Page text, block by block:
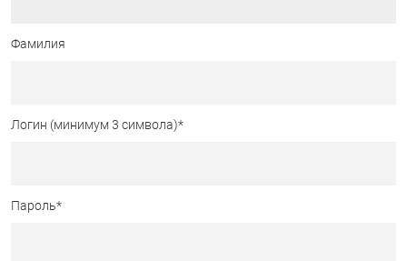
Фамилия
Логин (минимум 3 символа)*
Пароль*